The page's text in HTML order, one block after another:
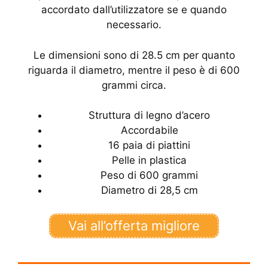
accordato dall’utilizzatore se e quando
necessario.
Le dimensioni sono di 28.5 cm per quanto
riguarda il diametro, mentre il peso è di 600
grammi circa.
Struttura di legno d’acero
Accordabile
16 paia di piattini
Pelle in plastica
Peso di 600 grammi
Diametro di 28,5 cm
Vai all’offerta migliore